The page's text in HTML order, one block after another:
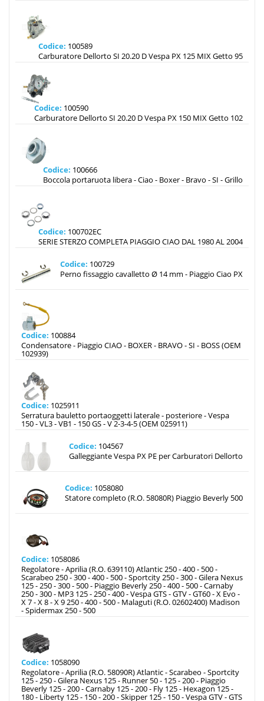
Codice: 100589
Carburatore Dellorto SI 20.20 D Vespa PX 125 MIX Getto 95
Codice: 100590
Carburatore Dellorto SI 20.20 D Vespa PX 150 MIX Getto 102
Codice: 100666
Boccola portaruota libera - Ciao - Boxer - Bravo - SI - Grillo
Codice: 100702EC
SERIE STERZO COMPLETA PIAGGIO CIAO DAL 1980 AL 2004
Codice: 100729
Perno fissaggio cavalletto Ø 14 mm - Piaggio Ciao PX
Codice: 100884
Condensatore - Piaggio CIAO - BOXER - BRAVO - SI - BOSS (OEM
102939)
Codice: 1025911
Serratura bauletto portaoggetti laterale - posteriore - Vespa
150 - VL3 - VB1 - 150 GS - V 2-3-4-5 (OEM 025911)
Codice: 104567
Galleggiante Vespa PX PE per Carburatori Dellorto
Codice: 1058080
Statore completo (R.O. 58080R) Piaggio Beverly 500
Codice: 1058086
Regolatore - Aprilia (R.O. 639110) Atlantic 250 - 400 - 500 -
Scarabeo 250 - 300 - 400 - 500 - Sportcity 250 - 300 - Gilera Nexus
125 - 250 - 300 - 500 - Piaggio Beverly 250 - 400 - 500 - Carnaby
250 - 300 - MP3 125 - 250 - 400 - Vespa GTS - GTV - GT60 - X Evo -
X 7 - X 8 - X 9 250 - 400 - 500 - Malaguti (R.O. 02602400) Madison
- Spidermax 250 - 500
Codice: 1058090
Regolatore - Aprilia (R.O. 58090R) Atlantic - Scarabeo - Sportcity
125 - 250 - Gilera Nexus 125 - Runner 50 - 125 - 200 - Piaggio
Beverly 125 - 200 - Carnaby 125 - 200 - Fly 125 - Hexagon 125 -
180 - Liberty 125 - 150 - 200 - Skipper 125 - 150 - Vespa GTV - GTS